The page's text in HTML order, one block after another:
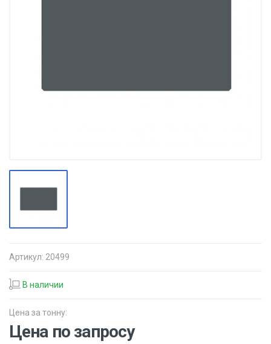
Артикул: 20499
В наличии
Цена за тонну:
Цена по запросу